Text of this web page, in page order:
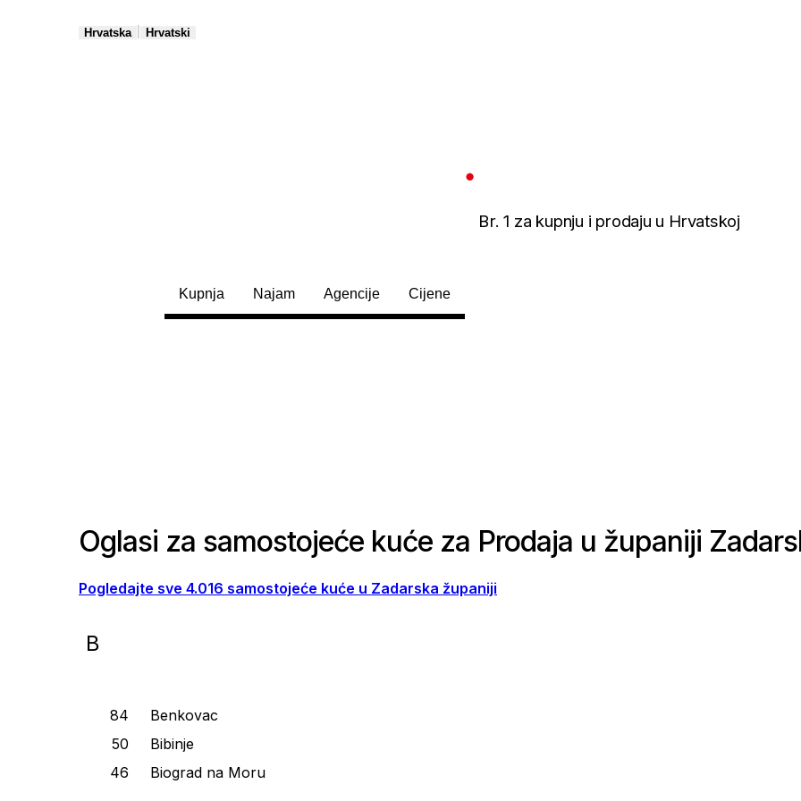
Hrvatska Hrvatski
Br. 1 za kupnju i prodaju u Hrvatskoj
Kupnja Najam Agencije Cijene
Oglasi za samostojeće kuće za Prodaja u županiji
Pogledajte sve 4.016 samostojeće kuće u Zadarska županiji
B
Benkovac
Bibinje
Biograd na Moru